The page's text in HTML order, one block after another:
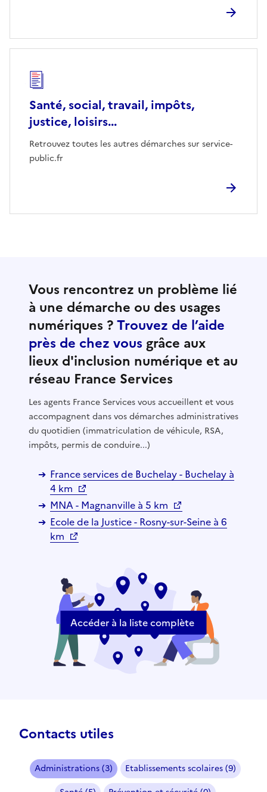
Santé, social, travail, impôts,
justice, loisirs...
Retrouvez toutes les autres démarches sur service-
public.fr
Vous rencontrez un problème lié
à une démarche ou des usages
numériques ?Trouvez de l’aide
près de chez vous grâce aux
lieux d'inclusion numérique et au
réseau France Services
Les agents France Services vous accueillent et vous
accompagnent dans vos démarches administratives
du quotidien (immatriculation de véhicule, RSA,
impôts, permis de conduire...)
France services de Buchelay - Buchelay à
4 km
MNA - Magnanville à 5 km
Ecole de la Justice - Rosny-sur-Seine à 6
km
Accéder à la liste complète
Contacts utiles
Administrations (3)
Etablissements scolaires (9)